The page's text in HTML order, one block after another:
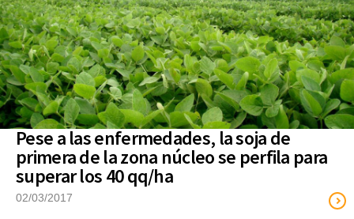
Pese a las enfermedades, la soja de
primera de la zona núcleo se perfila para
superar los 40 qq/ha
02/03/2017